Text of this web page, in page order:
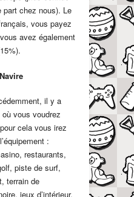
part chez nous). Le
vous payez
avez également
il y a
vous voudrez
cela vous irez
:
restaurants,
piste de surf,
terrain de
jeux d’intérieur,